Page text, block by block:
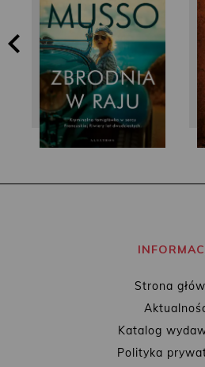
Guillaume Musso
Strona
Katalog
Polityka